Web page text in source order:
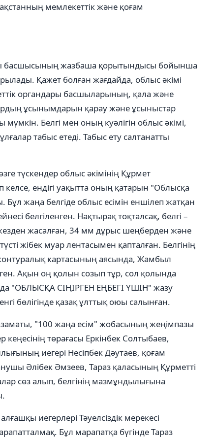
мемлекеттік және қоғам
басшысының жазбаша қорытындысы бойынша
Қажет болған жағдайда, облыс әкімі
органдары басшыларының, қала және
ұсынымдарын қарау және ұсыныстар
Белгі мен оның куәлігін облыс әкімі,
табыс етеді. Табыс ету салтанатты
түскендер облыс әкімінің Құрмет
ендігі уақытта оның қатарын "Облысқа
Бұл жаңа белгіде облыс есімін еншілеп жатқан
белгіленген. Нақтырақ тоқталсақ, белгі –
жасалған, 34 мм дұрыс шеңберден және
жібек муар лентасымен қапталған. Белгінің
картасының аясында, Жамбыл
Ақын оң қолын созып тұр, сол қолында
"ОБЛЫСҚА СІҢІРГЕН ЕҢБЕГІ ҮШІН" жазу
бөлігінде қазақ ұлттық оюы салынған.
"100 жаңа есім" жобасының жеңімпазы
төрағасы Еркінбек Солтыбаев,
иегері Несіпбек Дәутаев, қоғам
Әлібек Әмзеев, Тараз қаласының Құрметті
сөз алып, белгінің мазмұндылығына
иегерлері Тәуелсіздік мерекесі
Бұл марапатқа бүгінде Тараз